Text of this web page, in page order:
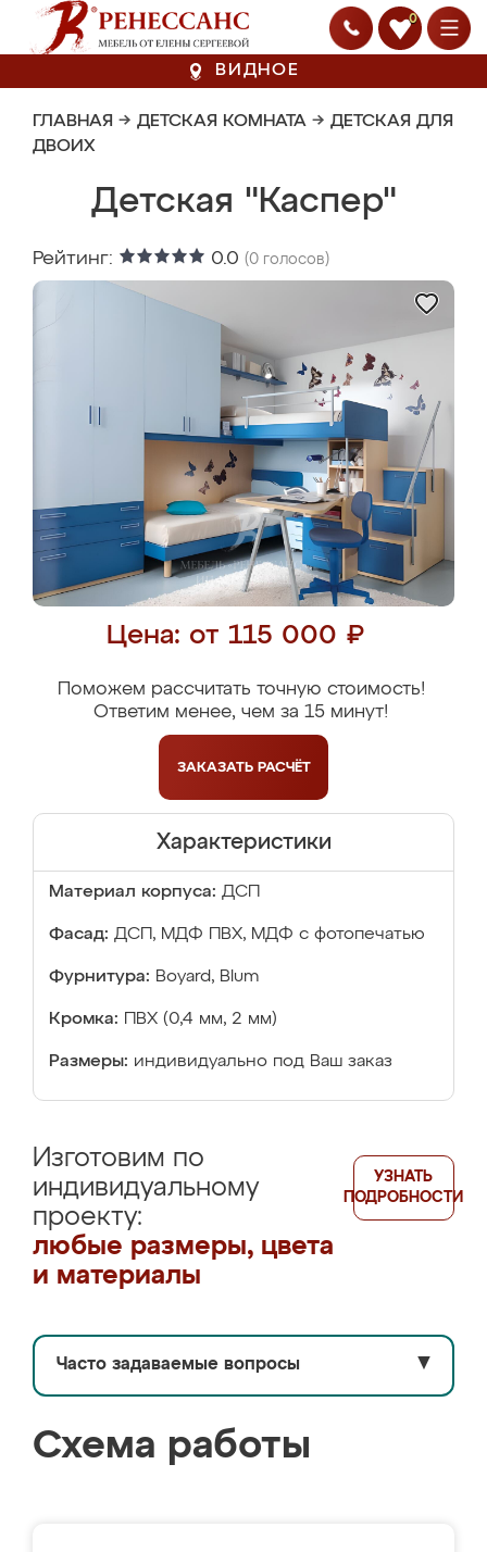
0
ВИДНОЕ
ГЛАВНАЯ → ДЕТСКАЯ КОМНАТА → ДЕТСКАЯ ДЛЯ
ДВОИХ
Детская "Каспер"
Рейтинг: 0.0 (0 голосов)
Цена: от 115 000 ₽
Поможем рассчитать точную стоимость!
Ответим менее, чем за 15 минут!
ЗАКАЗАТЬ РАСЧЁТ
Характеристики
Материал корпуса: ДСП
Фасад: ДСП, МДФ ПВХ, МДФ с фотопечатью
Фурнитура: Boyard, Blum
Кромка: ПВХ (0,4 мм, 2 мм)
Размеры: индивидуально под Ваш заказ
Изготовим по
индивидуальному
проекту:
любые размеры, цвета
и материалы
УЗНАТЬ
ПОДРОБНОСТИ
Часто задаваемые вопросы ▼
Схема работы